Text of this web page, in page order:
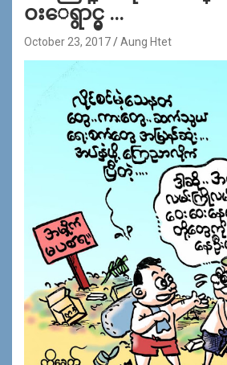
ဝးေရွာင္မွ …
October 23, 2017 Aung Htet